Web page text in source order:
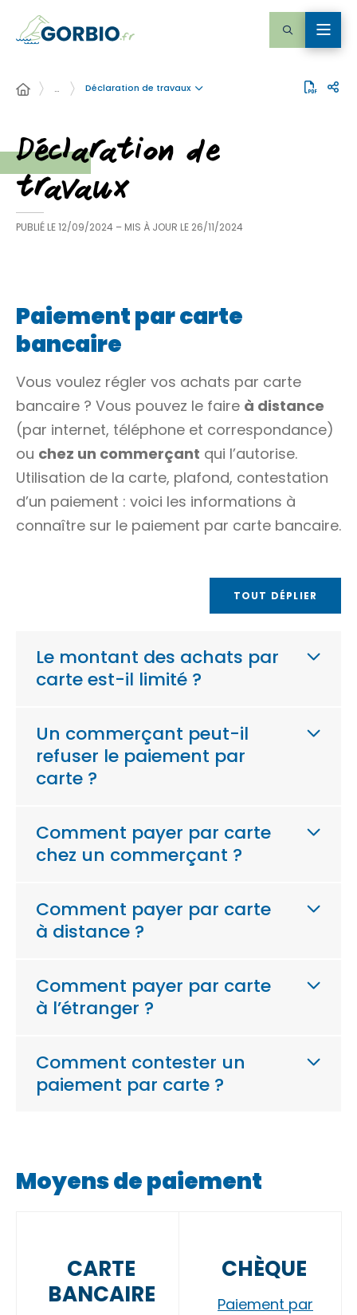
… Déclaration de travaux
Déclaration de
travaux
PUBLIÉ LE12/09/2024 – MIS À JOUR LE 26/11/2024
Paiement par carte
bancaire
Vous voulez régler vos achats par carte
bancaire ? Vous pouvez le faire à distance
(par internet, téléphone et correspondance)
ou chez un commerçant qui l’autorise.
Utilisation de la carte, plafond, contestation
d’un paiement : voici les informations à
connaître sur le paiement par carte bancaire.
TOUT DÉPLIER
Le montant des achats par
carte est-il limité ?
Un commerçant peut-il
refuser le paiement par
carte ?
Comment payer par carte
chez un commerçant ?
Comment payer par carte
à distance ?
Comment payer par carte
à l’étranger ?
Comment contester un
paiement par carte ?
Moyens de paiement
CARTE
BANCAIRE
CHÈQUE
Paiement par